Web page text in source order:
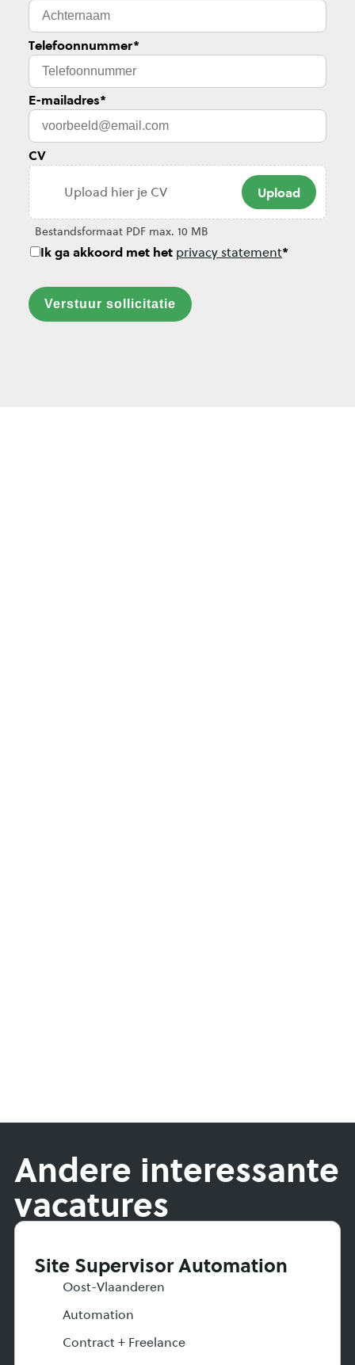
Telefoonnummer*
E-mailadres*
CV
Ik ga akkoord met het privacy statement*
Verstuur sollicitatie
Andere interessante
vacatures
Site Supervisor Automation
Oost-Vlaanderen
Automation
Contract + Freelance